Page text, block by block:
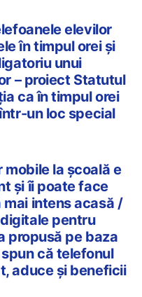
elevilor
în timpul orei și
unui
– proiect Statutul
ca în timpul orei
un loc special
la școală e
și îi poate face
intens acasă /
pentru
propusă pe baza
că telefonul
aduce și beneficii